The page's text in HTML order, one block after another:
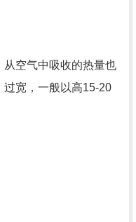
空气中吸收的热量也
过宽，一般以高15-20